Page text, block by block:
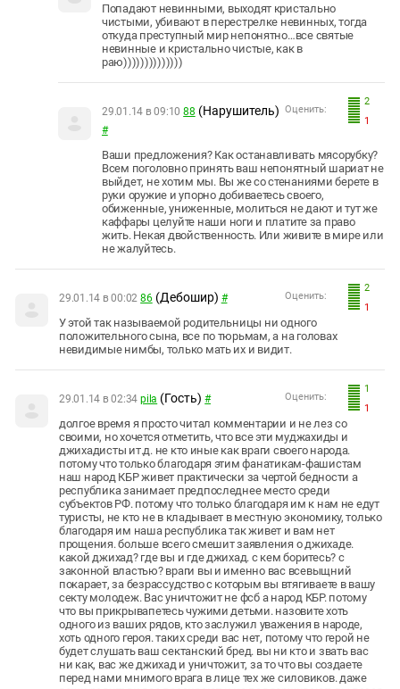
Попадают невинными, выходят кристально
чистыми, убивают в перестрелке невинных, тогда
откуда преступный мир непонятно…все святые
невинные и кристально чистые, как в
раю))))))))))))))
2
1
Оценить:
29.01.14 в 09:10 88 (Нарушитель)
#
Ваши предложения? Как останавливать мясорубку?
Всем поголовно принять ваш непонятный шариат не
выйдет, не хотим мы. Вы же со стенаниями берете в
руки оружие и упорно добиваетесь своего,
обиженные, униженные, молиться не дают и тут же
каффары целуйте наши ноги и платите за право
жить. Некая двойственность. Или живите в мире или
не жалуйтесь.
2
1
Оценить:
29.01.14 в 00:02 86 (Дебошир) #
У этой так называемой родительницы ни одного
положительного сына, все по тюрьмам, а на головах
невидимые нимбы, только мать их и видит.
1
1
Оценить:
29.01.14 в 02:34 pila (Гость) #
долгое время я просто читал комментарии и не лез со
своими, но хочется отметить, что все эти муджахиды и
джихадисты ит.д. не кто иные как враги своего народа.
потому что только благодаря этим фанатикам-фашистам
наш народ КБР живет практически за чертой бедности а
республика занимает предпоследнее место среди
субъектов РФ. потому что только благодаря им к нам не едут
туристы, не кто не в кладывает в местную экономику, только
благодаря им наша республика так живет и вам нет
прощения. больше всего смешит заявления о джихаде.
какой джихад? где вы и где джихад. с кем боритесь? с
законной властью? враги вы и именно вас всевыщний
покарает, за безрассудство с которым вы втягиваете в вашу
секту молодеж. Вас уничтожит не фсб а народ КБР. потому
что вы прикрывапетесь чужими детьми. назовите хоть
одного из ваших рядов, кто заслужил уважения в народе,
хоть одного героя. таких среди вас нет, потому что герой не
будет слушать ваш сектанский бред. вы ни кто и звать вас
ни как, вас же джихад и уничтожит, за то что вы создаете
перед нами мнимого врага в лице тех же силовиков. даже